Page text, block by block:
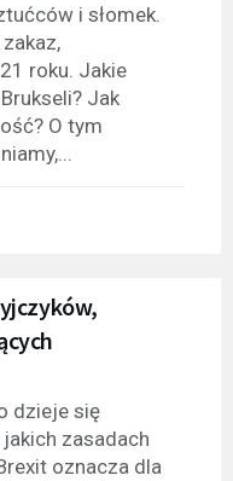
i słomek.
roku. Jakie
Jak
O tym
dzieje się
zasadach
oznacza dla